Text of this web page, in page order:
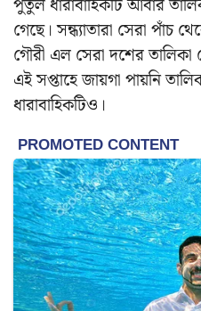
গেছে। সন্ধ্যাতারা সেরা পাঁচ
গৌরী এল সেরা দশের তালিকা
এই সপ্তাহে জায়গা পায়নি
ধারাবাহিকটিও।